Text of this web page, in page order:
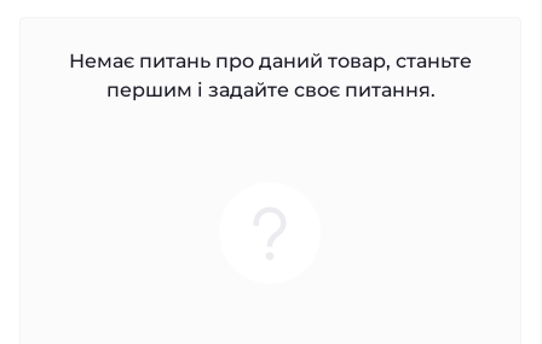
Немає питань про даний товар, станьте
першим і задайте своє питання.